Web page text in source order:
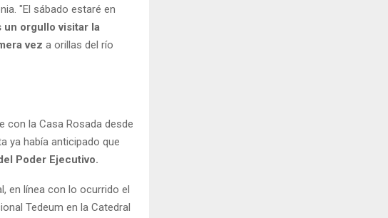
"El sábado estaré en
un orgullo visitar la
vez a orillas del río
con la Casa Rosada desde
ya había anticipado que
Poder Ejecutivo.
en línea con lo ocurrido el
Tedeum en la Catedral